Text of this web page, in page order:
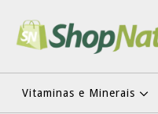
Vitaminas e Minerais